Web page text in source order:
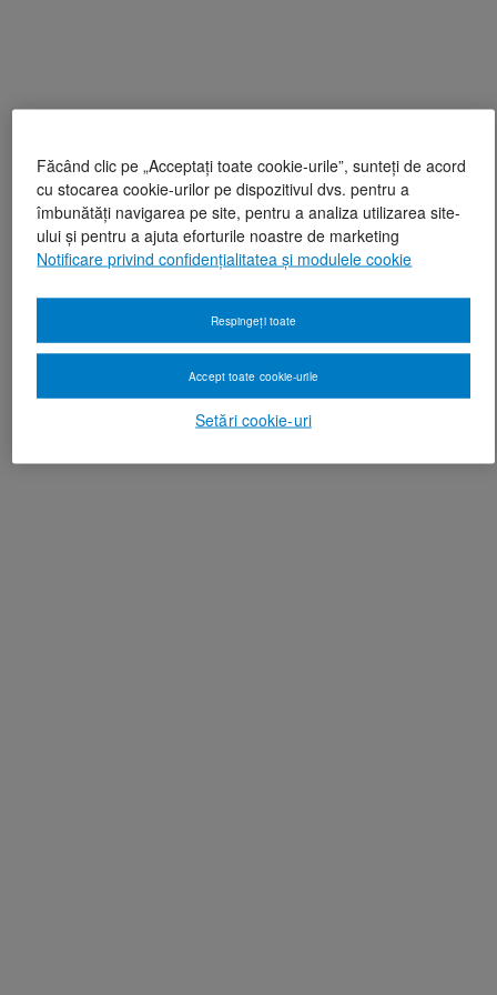
Făcând clic pe „Acceptați toate cookie-urile”, sunteți de acord
cu stocarea cookie-urilor pe dispozitivul dvs. pentru a
îmbunătăți navigarea pe site, pentru a analiza utilizarea site-
ului și pentru a ajuta eforturile noastre de marketing
Notificare privind confidențialitatea și modulele cookie
Setări cookie-uri
Respingeți toate
Accept toate cookie-urile